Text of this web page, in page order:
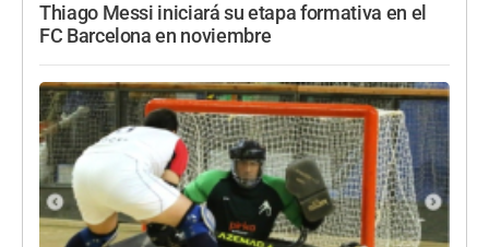
Thiago Messi iniciará su etapa formativa en el
FC Barcelona en noviembre